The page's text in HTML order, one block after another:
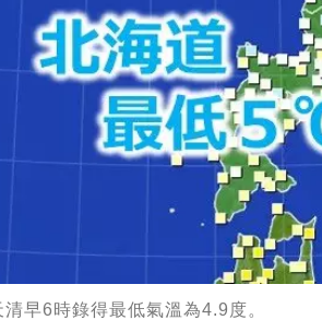
清早6時錄得最低氣溫為4.9度。